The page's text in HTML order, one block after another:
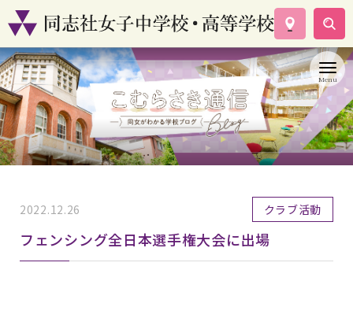
学校案内
コース紹介
学校生活
入試情報
資料請求
2022.12.26 クラブ活動
フェンシング全日本選手権大会に出場